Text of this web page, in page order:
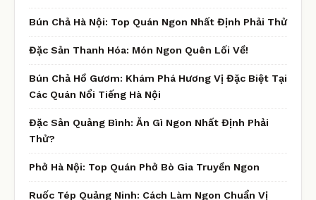
Bún Chả Hà Nội: Top Quán Ngon Nhất Định Phải Thử
Đặc Sản Thanh Hóa: Món Ngon Quên Lối Về!
Bún Chả Hồ Gươm: Khám Phá Hương Vị Đặc Biệt Tại
Các Quán Nổi Tiếng Hà Nội
Đặc Sản Quảng Bình: Ăn Gì Ngon Nhất Định Phải
Thử?
Phở Hà Nội: Top Quán Phở Bò Gia Truyền Ngon
Ruốc Tép Quảng Ninh: Cách Làm Ngon Chuẩn Vị